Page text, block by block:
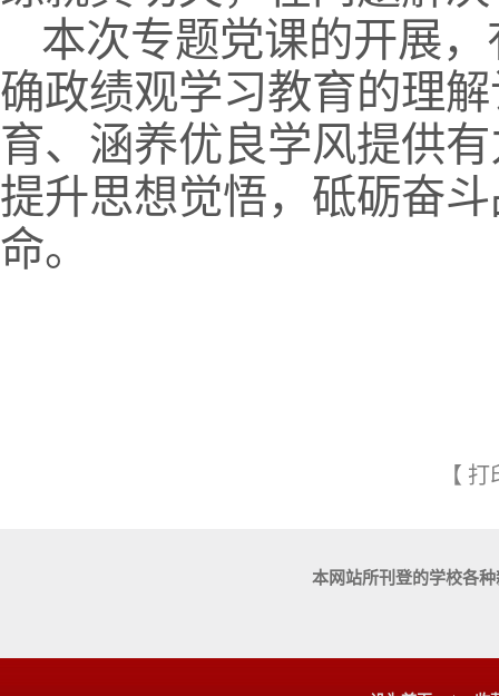
本次专题党课的开展
确政绩观学习教育的理
育、涵养优良学风提供
提升思想觉悟，砥砺奋
命。
【 打
本网站所刊登的学校各